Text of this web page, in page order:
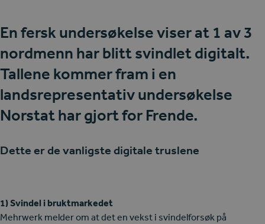
En fersk undersøkelse viser at 1 av 3
nordmenn har blitt svindlet digitalt.
Tallene kommer fram i en
landsrepresentativ undersøkelse
Norstat har gjort for Frende.
Dette er de vanligste digitale truslene
1) Svindel i bruktmarkedet
Mehrwerk melder om at det en vekst i svindelforsøk på